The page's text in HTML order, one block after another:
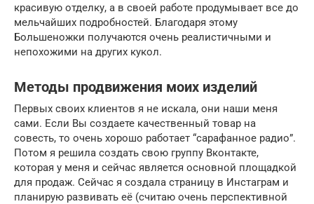
красивую отделку, а в своей работе продумывает все до
мельчайших подробностей. Благодаря этому
Большеножки получаются очень реалистичными и
непохожими на других кукол.
Методы продвижения моих изделий
Первых своих клиентов я не искала, они наши меня
сами. Если Вы создаете качественный товар на
совесть, то очень хорошо работает “сарафанное радио”.
Потом я решила создать свою группу Вконтакте,
которая у меня и сейчас является основной площадкой
для продаж. Сейчас я создала страницу в Инстаграм и
планирую развивать её (считаю очень перспективной